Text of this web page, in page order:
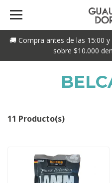
🚚 Compra antes de las 15:00 y
sobre $10.000
11 Producto(s)